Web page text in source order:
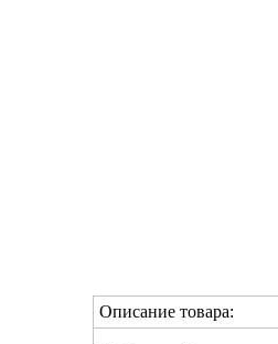
Описание товара: